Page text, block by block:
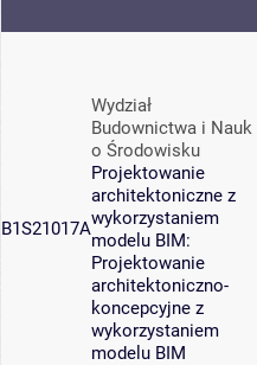
B1S21017A
Wydział
Budownictwa i Nauk
o Środowisku
Projektowanie
architektoniczne z
wykorzystaniem
modelu BIM:
Projektowanie
architektoniczno-
koncepcyjne z
wykorzystaniem
modelu BIM